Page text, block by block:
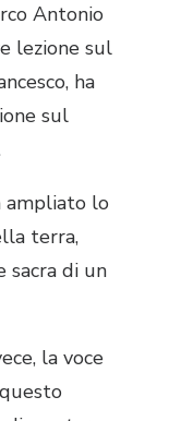
Antonio
lezione sul
ha
sul
ampliato lo
terra,
sacra di un
la voce